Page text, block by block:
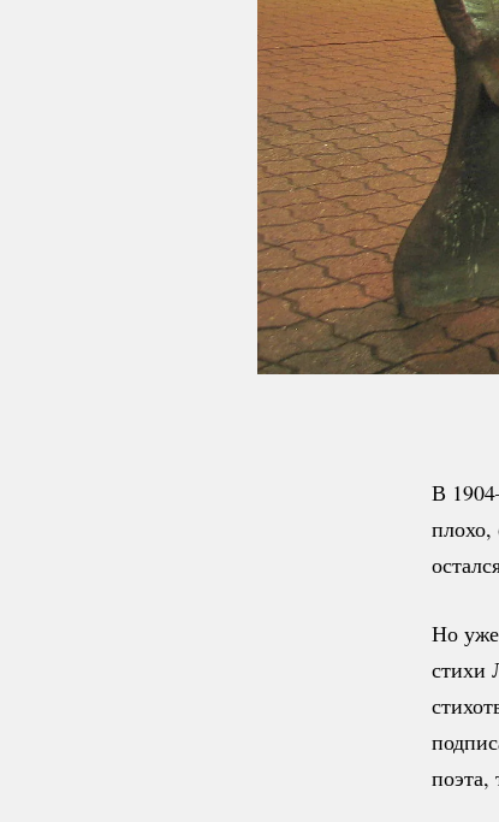
В
плохо,
Но уже
стихи
поэта,